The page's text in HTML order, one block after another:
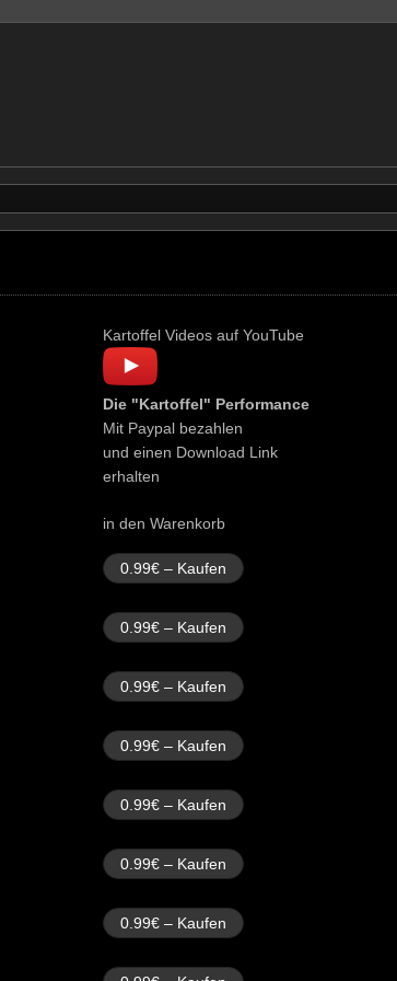
Kartoffel Videos auf YouTube
Die "Kartoffel" Performance
Mit Paypal bezahlen
und einen Download Link
erhalten
in den Warenkorb
0.99€ – Kaufen
0.99€ – Kaufen
0.99€ – Kaufen
0.99€ – Kaufen
0.99€ – Kaufen
0.99€ – Kaufen
0.99€ – Kaufen